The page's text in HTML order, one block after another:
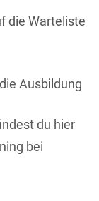
die Warteliste
Ausbildung
du hier
bei